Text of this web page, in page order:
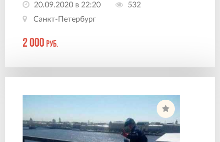
20.09.2020 в 22:20
532
Санкт-Петербург
2 000 руб.